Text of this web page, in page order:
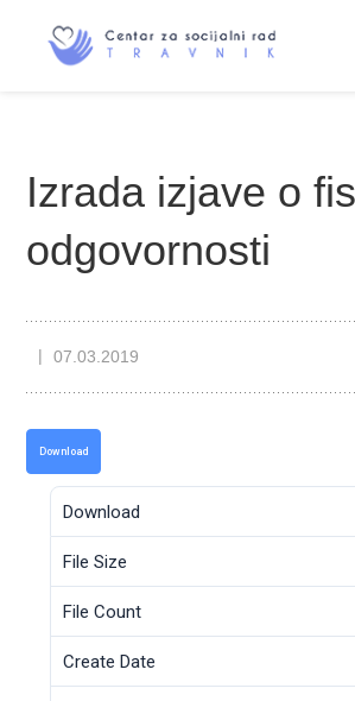
Izrada izjave o
odgovornosti
07.03.2019
Download
Download
File Size
File Count
Create Date